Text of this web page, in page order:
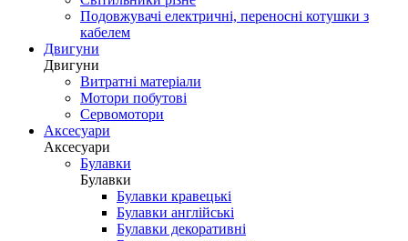
Подовжувачі електричні, переносні котушки з
кабелем
Двигуни
Двигуни
Витратні матеріали
Мотори побутові
Сервомотори
Аксесуари
Аксесуари
Булавки
Булавки
Булавки кравецькі
Булавки англійські
Булавки декоративні